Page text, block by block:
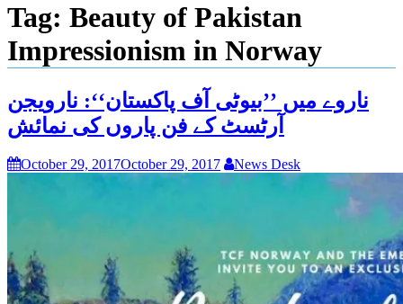
Tag: Beauty of Pakistan
Impressionism in Norway
ناروے میں ’’بیوٹی آف پاکستان‘‘: نارویجن
آرٹسٹ کے فن پاروں کی نمائش
October 29, 2017October 29, 2017 News Desk